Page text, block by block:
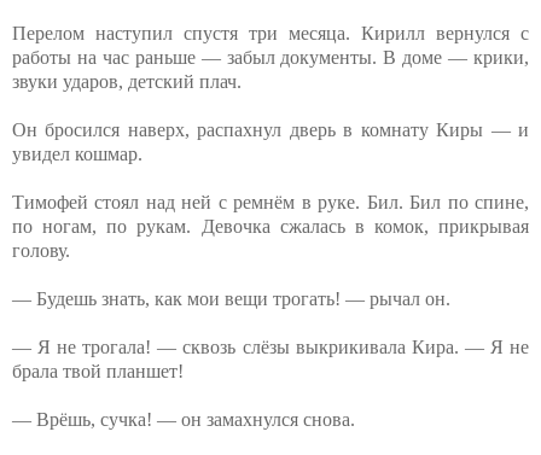
Перелом наступил спустя три месяца. Кирилл вернулся с
работы на час раньше — забыл документы. В доме — крики,
звуки ударов, детский плач.
Он бросился наверх, распахнул дверь в комнату Киры — и
увидел кошмар.
Тимофей стоял над ней с ремнём в руке. Бил. Бил по спине,
по ногам, по рукам. Девочка сжалась в комок, прикрывая
голову.
— Будешь знать, как мои вещи трогать! — рычал он.
— Я не трогала! — сквозь слёзы выкрикивала Кира. — Я не
брала твой планшет!
— Врёшь, сучка! — он замахнулся снова.